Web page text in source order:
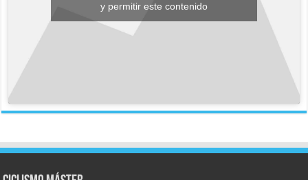
y permitir este contenido